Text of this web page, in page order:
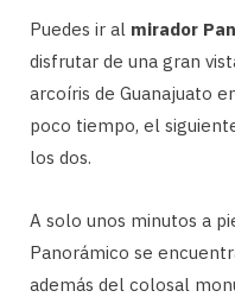
Puedes ir al mirador
disfrutar de una gran
arcoíris de Guanajuato
poco tiempo, el
los dos.
A solo unos minutos a
Panorámico se
además del colosal